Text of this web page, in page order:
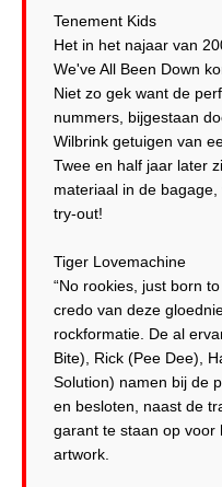
Tenement Kids
Het in het najaar van
We've All Been Down
Niet zo gek want de
nummers, bijgestaan
Wilbrink getuigen van
Twee en half jaar later
materiaal in de
try-out!
Tiger Lovemachine
“No rookies, just born
credo van deze
rockformatie. De al
Bite), Rick (Pee Dee),
Solution) namen bij de
en besloten, naast de
garant te staan op voor
artwork.